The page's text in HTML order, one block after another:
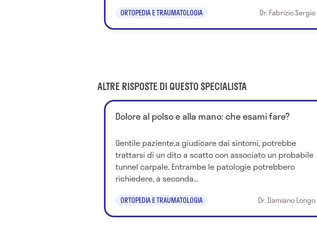
ORTOPEDIA E TRAUMATOLOGIA Dr. Fabrizio Sergio
ALTRE RISPOSTE DI QUESTO SPECIALISTA
Dolore al polso e alla mano: che esami fare?
Gentile paziente,a giudicare dai sintomi, potrebbe
trattarsi di un dito a scatto con associato un probabile
tunnel carpale. Entrambe le patologie potrebbero
richiedere, a seconda...
ORTOPEDIA E TRAUMATOLOGIA Dr. Damiano Longo